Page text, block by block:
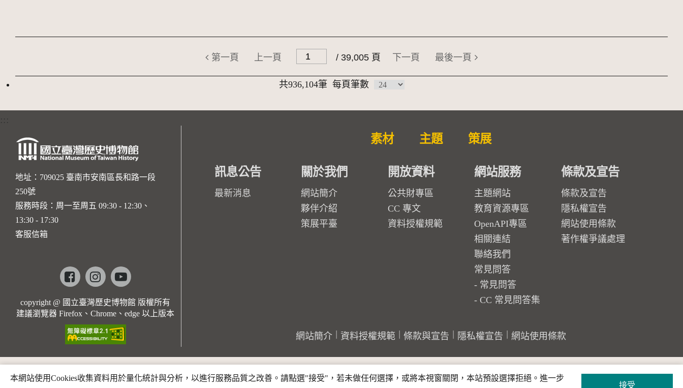
第一頁 上一頁 / 39,005 頁 下一頁 最後一頁
共936,104筆 每頁筆數
:::
地址：709025 臺南市安南區長和路一段
250號
服務時段：周一至周五 09:30 - 12:30、
13:30 - 17:30
客服信箱
Facebookinstagramyoutube
copyright @ 國立臺灣歷史博物館 版權所有
建議瀏覽器 Firefox、Chrome、edge 以上版本
素材 主題 策展
訊息公告
最新消息
關於我們
網站簡介
夥伴介紹
策展平臺
開放資料
公共財專區
CC 專文
資料授權規範
網站服務
主題網站
教育資源專區
OpenAPI專區
相關連結
聯絡我們
常見問答
常見問答
CC 常見問答集
條款及宣告
條款及宣告
隱私權宣告
網站使用條款
著作權爭議處理
網站簡介 資料授權規範 條款與宣告 隱私權宣告 網站使用條款
本網站使用Cookies收集資料用於量化統計與分析，以進行服務品質之改善。請點選"接受"，若未做任何選擇，或將本視窗關閉，本站預設選擇拒絕。進一步
接受